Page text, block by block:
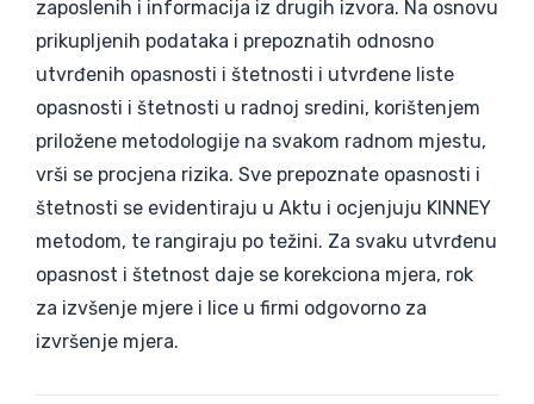
zaposlenih i informacija iz drugih izvora. Na osnovu
prikupljenih podataka i prepoznatih odnosno
utvrđenih opasnosti i štetnosti i utvrđene liste
opasnosti i štetnosti u radnoj sredini, korištenjem
priložene metodologije na svakom radnom mjestu,
vrši se procjena rizika. Sve prepoznate opasnosti i
štetnosti se evidentiraju u Aktu i ocjenjuju KINNEY
metodom, te rangiraju po težini. Za svaku utvrđenu
opasnost i štetnost daje se korekciona mjera, rok
za izvšenje mjere i lice u firmi odgovorno za
izvršenje mjera.